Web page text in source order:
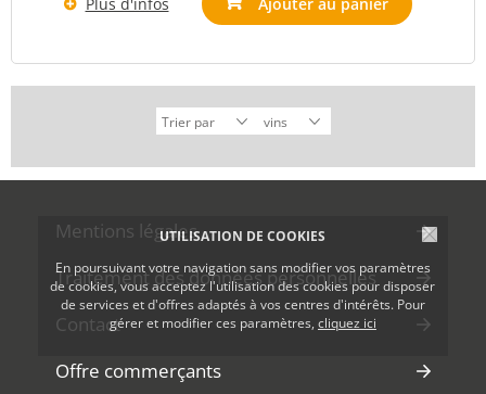
UTILISATION DE COOKIES
En poursuivant votre navigation sans modifier vos paramètres
de cookies, vous acceptez l'utilisation des cookies pour disposer
de services et d'offres adaptés à vos centres d'intérêts. Pour
gérer et modifier ces paramètres, cliquez ici
Mentions légales
Traitement des données personnelles
Contact
Offre commerçants